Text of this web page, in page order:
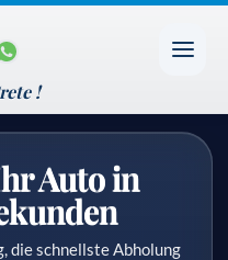
Auto in
die schnellste Abholung
!